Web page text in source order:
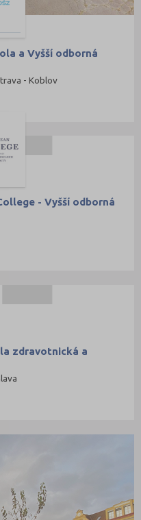
a Vyšší odborná
- Koblov
- Vyšší odborná
zdravotnická a